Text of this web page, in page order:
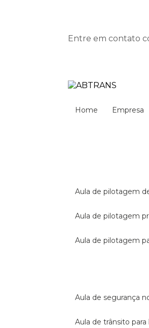
Entre em contato
Home Empresa
aula de pilotagem
aula de pilotagem
aula de pilotagem
aula de segurança
aula de trânsito